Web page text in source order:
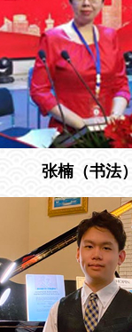
张楠（书法